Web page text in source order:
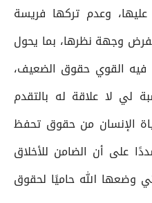
وعدم تركها فريسة
وجهة نظرها، بما يحول
فيه القوي حقوق الضعيف،
لي لا علاقة له بالتقدم
الإنسان من حقوق تحفظ
على أن الضامن للأخلاق
وضعها الله حاميًا لحقوق